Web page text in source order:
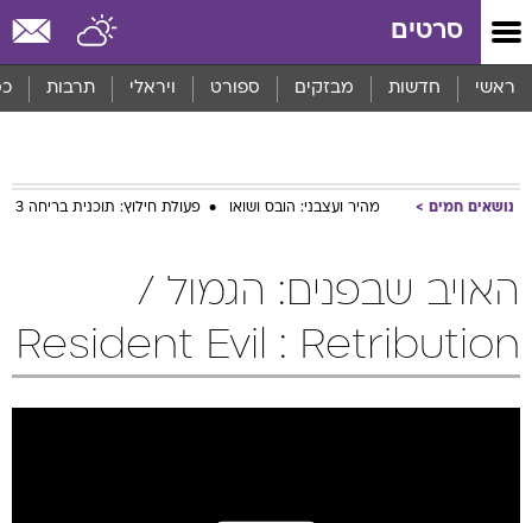
סרטים
ראשי חדשות מבזקים ספורט ויראלי תרבות
נושאים חמים מהיר ועצבני: הובס ושואו פעולת חילוץ: תוכנית בריחה 3
האויב שבפנים: הגמול /
Resident Evil : Retribution